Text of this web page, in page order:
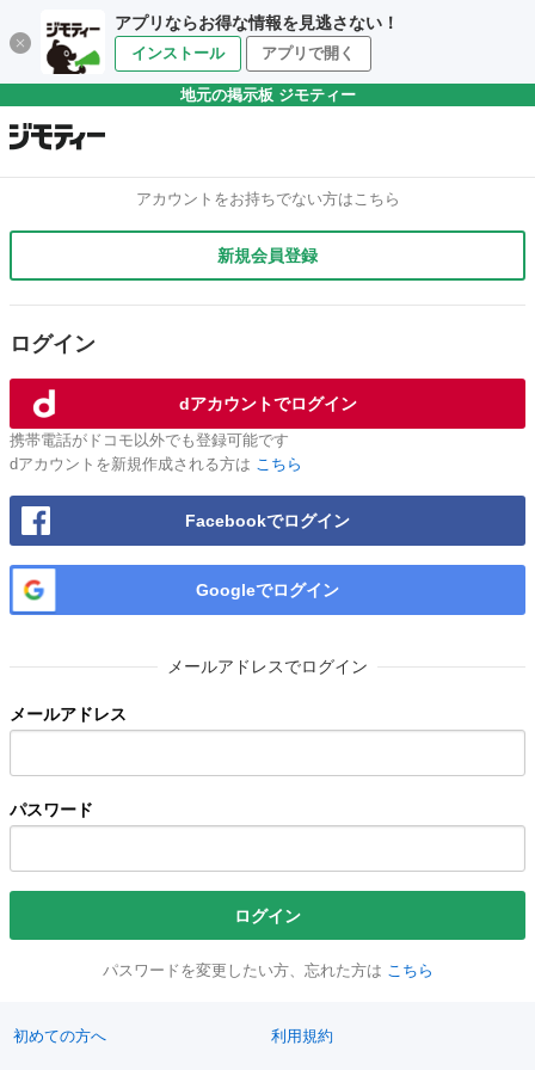
アプリならお得な情報を見逃さない！
インストール アプリで開く
地元の掲示板 ジモティー
アカウントをお持ちでない方はこちら
新規会員登録
ログイン
dアカウントでログイン
携帯電話がドコモ以外でも登録可能です
dアカウントを新規作成される方は こちら
Facebookでログイン
Googleでログイン
メールアドレスでログイン
メールアドレス
パスワード
ログイン
パスワードを変更したい方、忘れた方は こちら
初めての方へ 利用規約